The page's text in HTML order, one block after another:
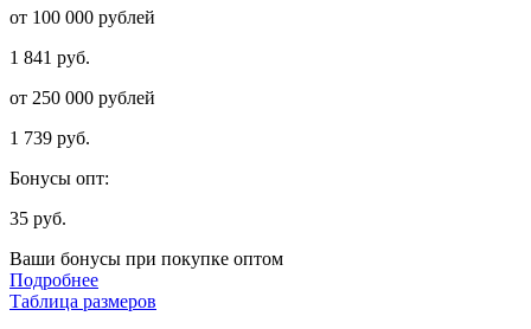
от 100 000 рублей
1 841 руб.
от 250 000 рублей
1 739 руб.
Бонусы опт:
35 руб.
Ваши бонусы при покупке оптом
Подробнее
Таблица размеров